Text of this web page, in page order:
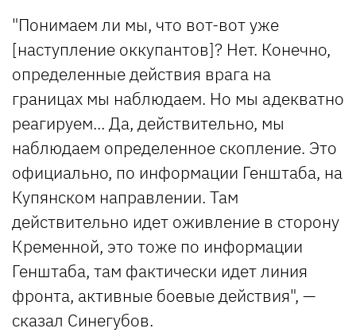
"Понимаем ли мы, что вот-вот уже
[наступление оккупантов]? Нет. Конечно,
определенные действия врага на
границах мы наблюдаем. Но мы адекватно
реагируем... Да, действительно, мы
наблюдаем определенное скопление. Это
официально, по информации Генштаба, на
Купянском направлении. Там
действительно идет оживление в сторону
Кременной, это тоже по информации
Генштаба, там фактически идет линия
фронта, активные боевые действия", —
сказал Синегубов.